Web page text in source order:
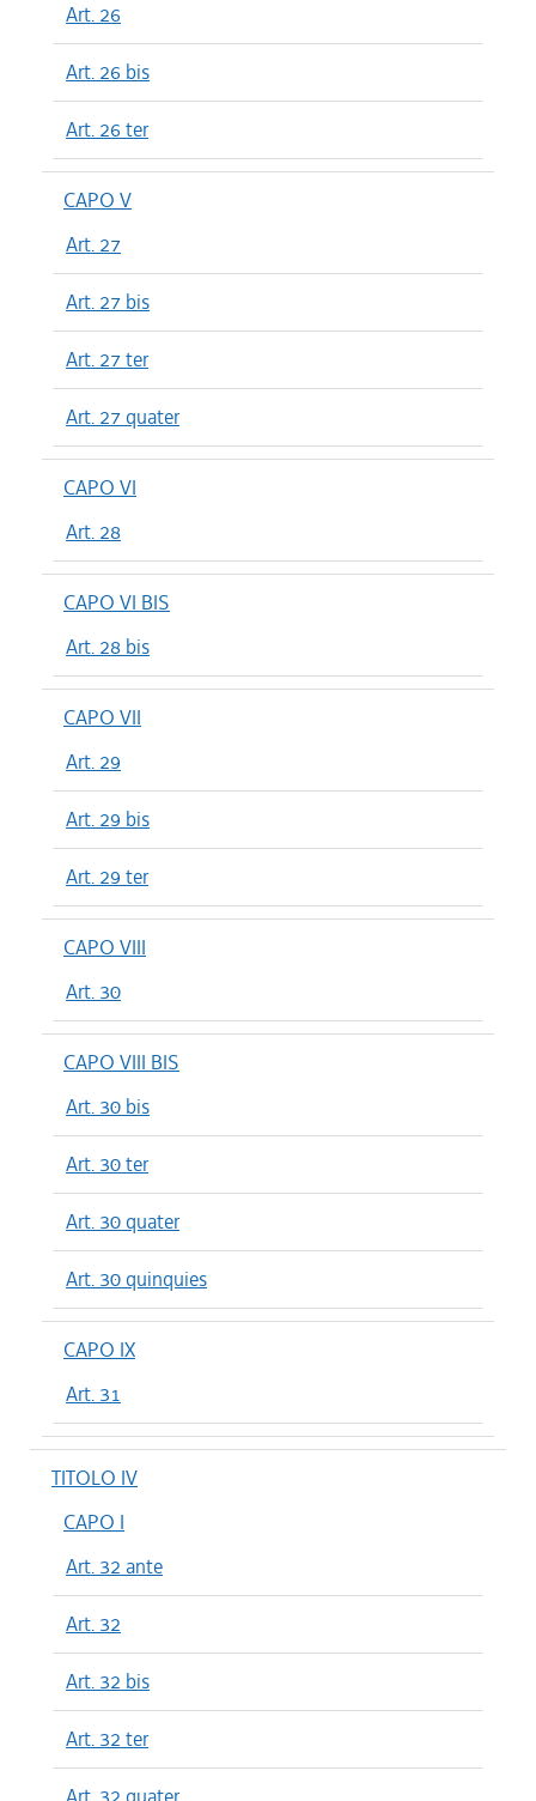
Art. 26
Art. 26 bis
Art. 26 ter
CAPO V
Art. 27
Art. 27 bis
Art. 27 ter
Art. 27 quater
CAPO VI
Art. 28
CAPO VI BIS
Art. 28 bis
CAPO VII
Art. 29
Art. 29 bis
Art. 29 ter
CAPO VIII
Art. 30
CAPO VIII BIS
Art. 30 bis
Art. 30 ter
Art. 30 quater
Art. 30 quinquies
CAPO IX
Art. 31
TITOLO IV
CAPO I
Art. 32 ante
Art. 32
Art. 32 bis
Art. 32 ter